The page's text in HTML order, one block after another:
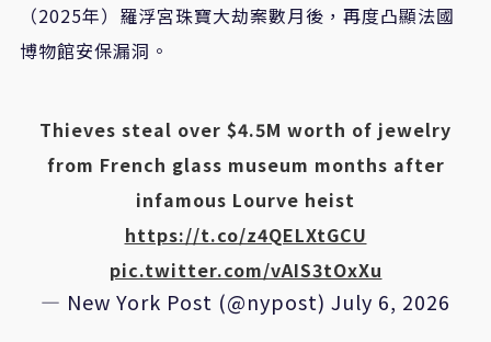
（2025年）羅浮宮珠寶大劫案數月後，再度凸顯法國
博物館安保漏洞。
Thieves steal over $4.5M worth of jewelry
from French glass museum months after
infamous Lourve heist
https://t.co/z4QELXtGCU
pic.twitter.com/vAIS3tOxXu
— New York Post (@nypost) July 6, 2026